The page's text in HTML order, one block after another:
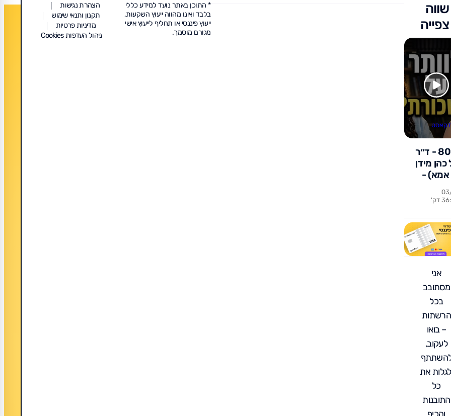
שווה
צפייה
פרק 80 - ד״ר
מידן
אמא) -
ביתי עולה
האמת
עליה
דק'
אני
מסתובב
בכל
הרשתות
– בואו
לעקוב,
את
כל
התובנות
* התוכן באתר נועד למידע כללי
בלבד ואינו מהווה ייעוץ השקעות,
ייעוץ פיננסי או תחליף לייעוץ אישי
מגורם מוסמך.
הצהרת נגישות
תקנון ותנאי שימוש
מדיניות פרטיות
ניהול העדפות Cookies